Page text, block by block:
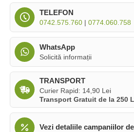
TELEFON
0742.575.760 | 0774.060.758
WhatsApp
Solicită informații
TRANSPORT
Curier Rapid: 14,90 Lei
Transport Gratuit de la 250
Vezi detaliile campaniilor